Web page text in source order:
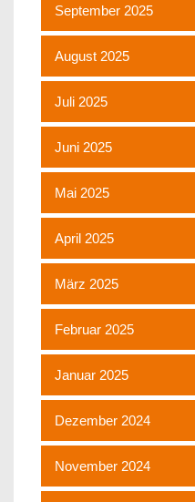
September 2025
August 2025
Juli 2025
Juni 2025
Mai 2025
April 2025
März 2025
Februar 2025
Januar 2025
Dezember 2024
November 2024